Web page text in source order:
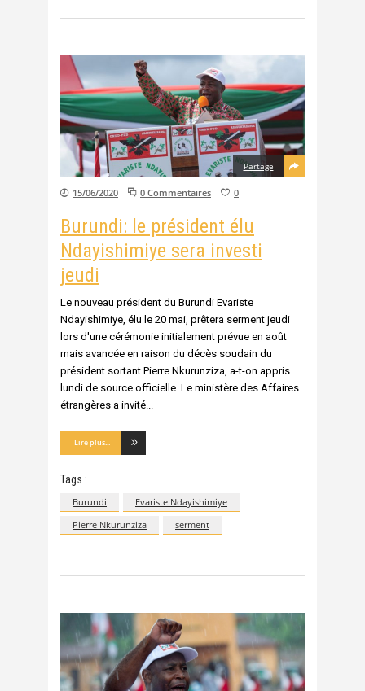
Partage
15/06/2020 0 Commentaires 0
Burundi: le président élu
Ndayishimiye sera investi
jeudi
Le nouveau président du Burundi Evariste
Ndayishimiye, élu le 20 mai, prêtera serment jeudi
lors d'une cérémonie initialement prévue en août
mais avancée en raison du décès soudain du
président sortant Pierre Nkurunziza, a-t-on appris
lundi de source officielle. Le ministère des Affaires
étrangères a invité
Lire plus...
Tags :
Burundi
Evariste Ndayishimiye
Pierre Nkurunziza
serment